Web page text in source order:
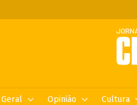
Geral Opinião Cultura